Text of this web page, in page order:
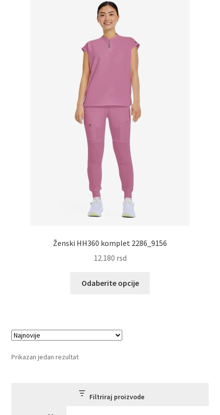
Ženski HH360 komplet 2286_9156
12.180 rsd
Odaberite opcije
Prikazan jedan rezultat
Filtriraj proizvode